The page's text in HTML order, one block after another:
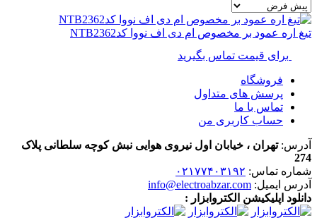
تیغ اره عمود بر مخصوص ام دی اف نووا کدNTB2362
برای قیمت تماس بگیرید
فروشگاه
پرسش های متداول
تماس با ما
حساب کاربری من
آدرس:تهران ، خیابان اول نیروی هوایی نبش کوچه سلطانی پلاک
274
شماره تماس: ۰۲۱۷۷۴۰۳۱۹۲
آدرس ایمیل: info@electroabzar.com
دانلود اپلیکیشن الکتروابزار :